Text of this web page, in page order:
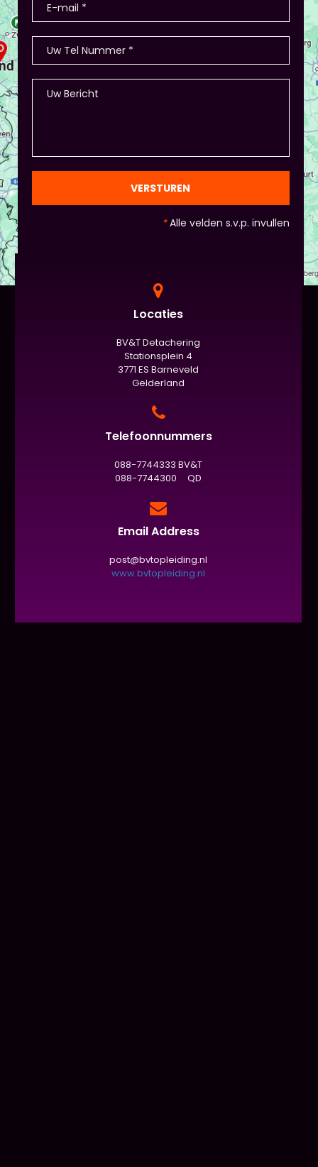
VERSTUREN
*Alle velden s.v.p. invullen
Locaties
BV&T Detachering
Stationsplein 4
3771 ES Barneveld
Gelderland
Telefoonnummers
088-7744333 BV&T
088-7744300 QD
Email Address
post@bvtopleiding.nl
www.bvtopleiding.nl